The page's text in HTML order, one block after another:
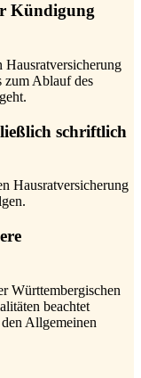
Kündigung
zum Ablauf des
schriftlich
Hausratversicherung
Württembergischen
beachtet
Allgemeinen